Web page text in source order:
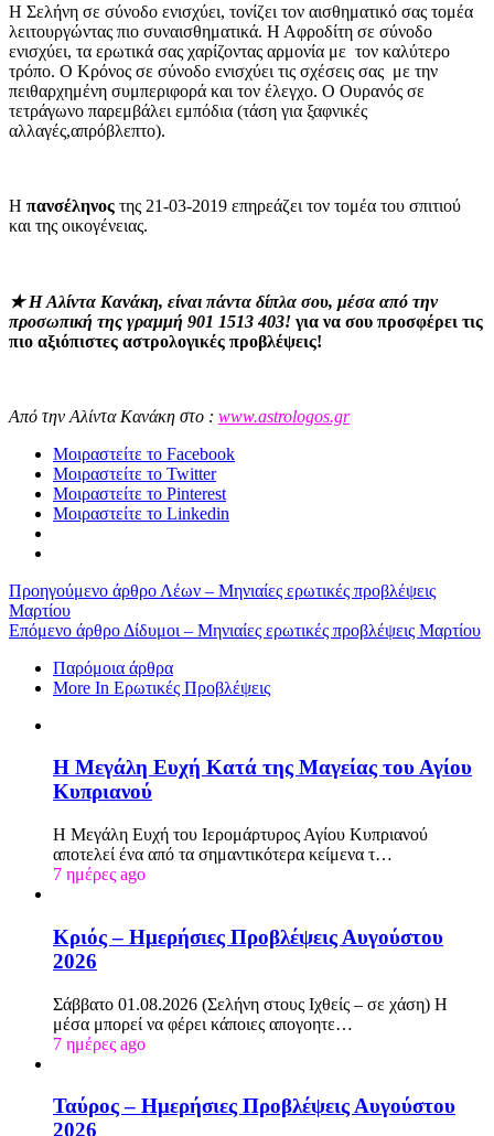
Η Σελήνη σε σύνοδο ενισχύει, τονίζει τον αισθηματικό σας τομέα
λειτουργώντας πιο συναισθηματικά. Η Αφροδίτη σε σύνοδο
ενισχύει, τα ερωτικά σας χαρίζοντας αρμονία με τον καλύτερο
τρόπο. Ο Κρόνος σε σύνοδο ενισχύει τις σχέσεις σας με την
πειθαρχημένη συμπεριφορά και τον έλεγχο. Ο Ουρανός σε
τετράγωνο παρεμβάλει εμπόδια (τάση για ξαφνικές
αλλαγές,απρόβλεπτο).
Η πανσέληνος της 21-03-2019 επηρεάζει τον τομέα του σπιτιού
και της οικογένειας.
★​ΗΑλίντα Κανάκη, είναι πάντα δίπλα σου, μέσα από την
προσωπική της γραμμή 901 1513 403! για να σου προσφέρει τις
πιο αξιόπιστες αστρολογικές προβλέψεις!
Από την Αλίντα Κανάκη στο : www.astrologos.gr
Μοιραστείτε το Facebook
Μοιραστείτε το Twitter
Μοιραστείτε το Pinterest
Μοιραστείτε το Linkedin
Προηγούμενο άρθρο Λέων – Μηνιαίες ερωτικές προβλέψεις
Μαρτίου
Επόμενο άρθρο Δίδυμοι – Μηνιαίες ερωτικές προβλέψεις Μαρτίου
Παρόμοια άρθρα
More In Ερωτικές Προβλέψεις
Η Μεγάλη Ευχή Κατά της Μαγείας του Αγίου
Κυπριανού
Η Μεγάλη Ευχή του Ιερομάρτυρος Αγίου Κυπριανού
αποτελεί ένα από τα σημαντικότερα κείμενα τ…
7 ημέρες ago
Κριός – Ημερήσιες Προβλέψεις Αυγούστου
2026
Σάββατο 01.08.2026 (Σελήνη στους Ιχθείς – σε χάση) Η
μέσα μπορεί να φέρει κάποιες απογοητε…
7 ημέρες ago
Ταύρος – Ημερήσιες Προβλέψεις Αυγούστου
2026